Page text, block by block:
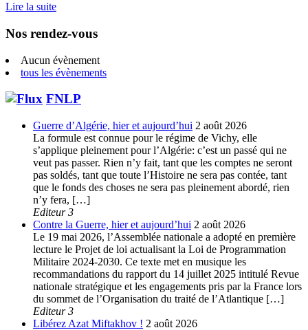
Lire la suite
Nos rendez-vous
Aucun évènement
tous les évènements
FNLP
Guerre d’Algérie, hier et aujourd’hui 2 août 2026
La formule est connue pour le régime de Vichy, elle
s’applique pleinement pour l’Algérie: c’est un passé qui ne
veut pas passer. Rien n’y fait, tant que les comptes ne seront
pas soldés, tant que toute l’Histoire ne sera pas contée, tant
que le fonds des choses ne sera pas pleinement abordé, rien
n’y fera, […]
Editeur 3
Contre la Guerre, hier et aujourd’hui 2 août 2026
Le 19 mai 2026, l’Assemblée nationale a adopté en première
lecture le Projet de loi actualisant la Loi de Programmation
Militaire 2024-2030. Ce texte met en musique les
recommandations du rapport du 14 juillet 2025 intitulé Revue
nationale stratégique et les engagements pris par la France lors
du sommet de l’Organisation du traité de l’Atlantique […]
Editeur 3
Libérez Azat Miftakhov ! 2 août 2026